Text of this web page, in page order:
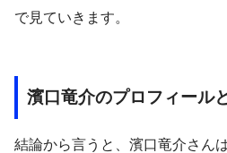
で見ていきます。
濱口竜介のプロフィール
結論から言うと、濱口竜介さん